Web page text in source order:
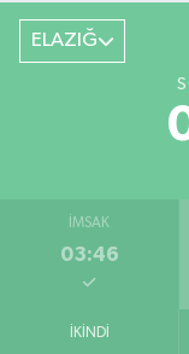
ELAZIĞ
İMSAK
03:46
İKINDI